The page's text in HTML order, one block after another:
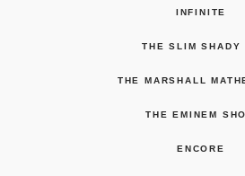
INFINITE
THE SLIM SHADY
THE MARSHALL
THE EMINEM
ENCORE